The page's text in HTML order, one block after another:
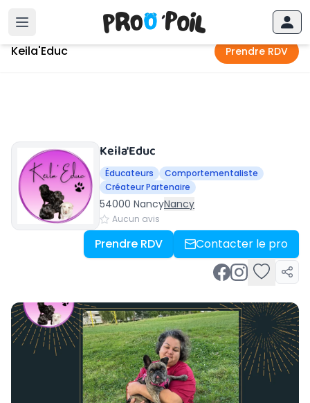
Accueil Keila'Educ
Keila'Educ Prendre RDV
Keila'Educ
Éducateurs
Comportementaliste
Créateur Partenaire
54000 NancyNancy
Aucun avis
Prendre RDV Contacter le pro